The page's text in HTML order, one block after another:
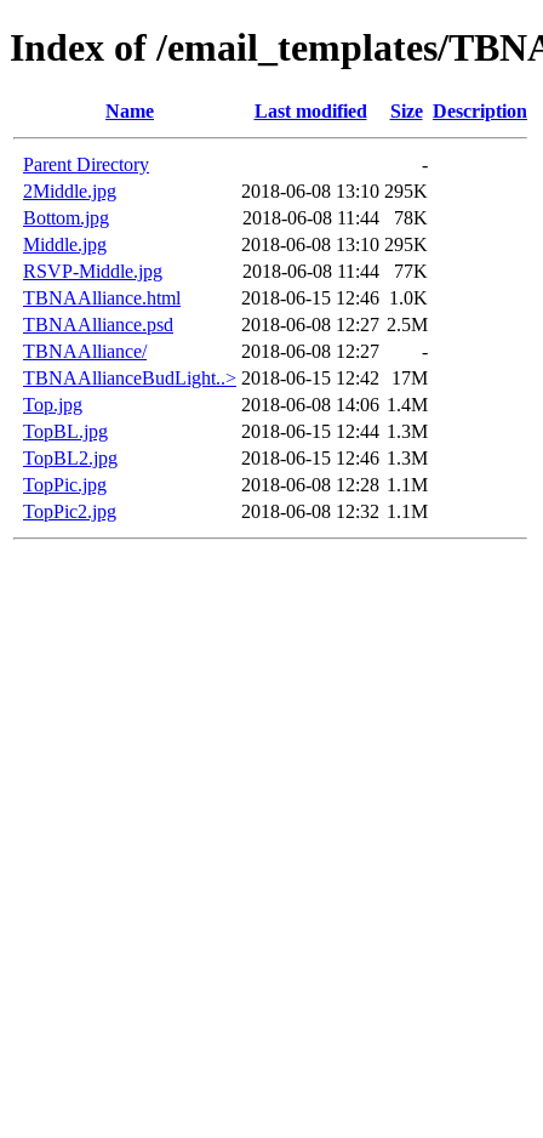
Index of /email_templates/
Name Last modified Size Description
Parent Directory
-
2Middle.jpg
2018-06-08 13:10 295K
Bottom.jpg
2018-06-08 11:44
78K
Middle.jpg
2018-06-08 13:10 295K
RSVP-Middle.jpg
2018-06-08 11:44
77K
TBNAAlliance.html
2018-06-15 12:46 1.0K
TBNAAlliance.psd
2018-06-08 12:27 2.5M
TBNAAlliance/
2018-06-08 12:27
-
TBNAAllianceBudLight..> 2018-06-15 12:42
17M
Top.jpg
2018-06-08 14:06 1.4M
TopBL.jpg
2018-06-15 12:44 1.3M
TopBL2.jpg
2018-06-15 12:46 1.3M
TopPic.jpg
2018-06-08 12:28 1.1M
TopPic2.jpg
2018-06-08 12:32 1.1M